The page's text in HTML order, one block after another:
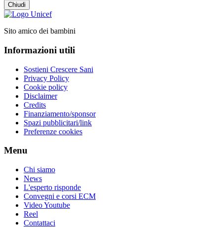
Chiudi
Sito amico dei bambini
Informazioni utili
Sostieni Crescere Sani
Privacy Policy
Cookie policy
Disclaimer
Credits
Finanziamento/sponsor
Spazi pubblicitari/link
Preferenze cookies
Menu
Chi siamo
News
L'esperto risponde
Convegni e corsi ECM
Video Youtube
Reel
Contattaci